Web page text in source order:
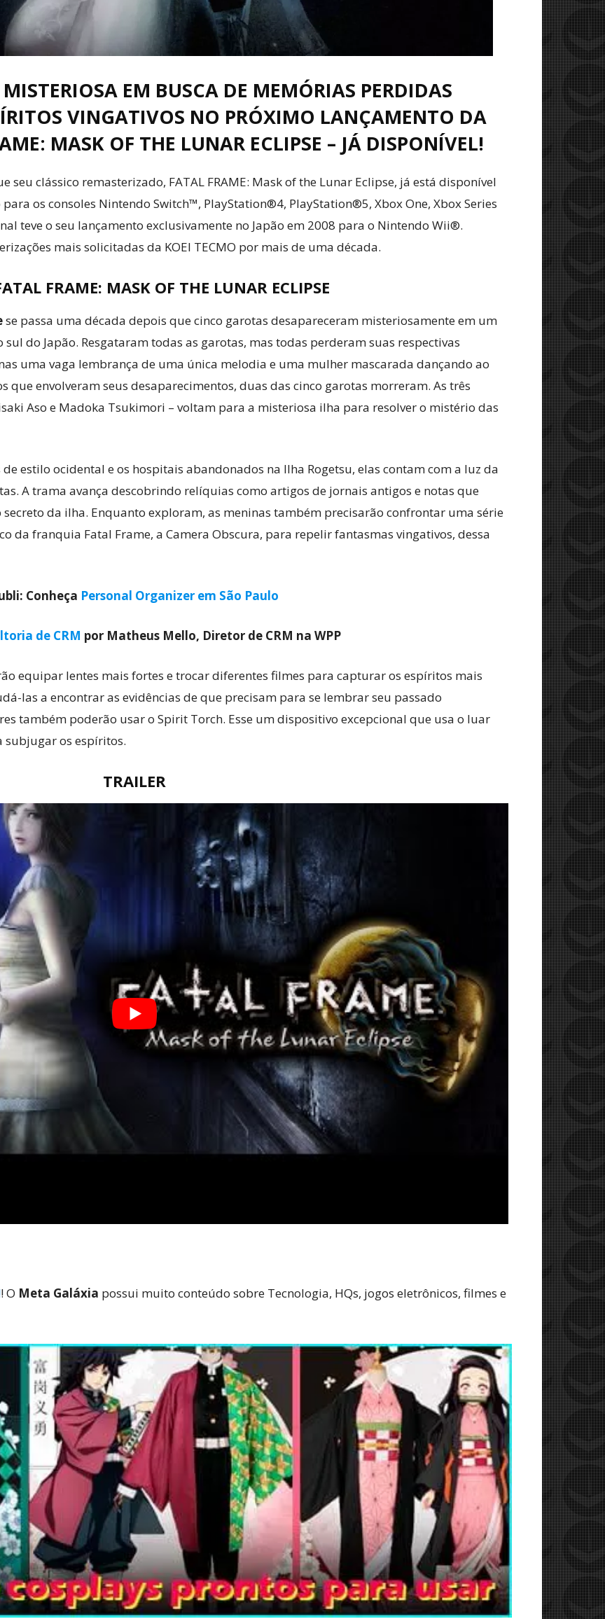
EM BUSCA DE MEMÓRIAS PERDIDAS
VINGATIVOS NO PRÓXIMO LANÇAMENTO DA
MASK OF THE LUNAR ECLIPSE – JÁ DISPONÍVEL!
seu clássico remasterizado, FATAL FRAME: Mask of the Lunar Eclipse, já está disponível
os consoles Nintendo Switch™, PlayStation®4, PlayStation®5, Xbox One, Xbox Series
teve o seu lançamento exclusivamente no Japão em 2008 para o Nintendo Wii®.
mais solicitadas da KOEI TECMO por mais de uma década.
FRAME: MASK OF THE LUNAR ECLIPSE
se passa uma década depois que cinco garotas desapareceram misteriosamente em um
do Japão. Resgataram todas as garotas, mas todas perderam suas respectivas
uma vaga lembrança de uma única melodia e uma mulher mascarada dançando ao
que envolveram seus desaparecimentos, duas das cinco garotas morreram. As três
Aso e Madoka Tsukimori – voltam para a misteriosa ilha para resolver o mistério das
estilo ocidental e os hospitais abandonados na Ilha Rogetsu, elas contam com a luz da
A trama avança descobrindo relíquias como artigos de jornais antigos e notas que
da ilha. Enquanto exploram, as meninas também precisarão confrontar uma série
da franquia Fatal Frame, a Camera Obscura, para repelir fantasmas vingativos, dessa
Conheça Personal Organizer em São Paulo
de CRM por Matheus Mello, Diretor de CRM na WPP
equipar lentes mais fortes e trocar diferentes filmes para capturar os espíritos mais
las a encontrar as evidências de que precisam para se lembrar seu passado
também poderão usar o Spirit Torch. Esse um dispositivo excepcional que usa o luar
os espíritos.
TRAILER
! O Meta Galáxia possui muito conteúdo sobre Tecnologia, HQs, jogos eletrônicos, filmes e